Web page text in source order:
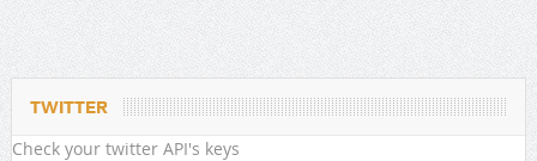
TWITTER
Check your twitter API's keys